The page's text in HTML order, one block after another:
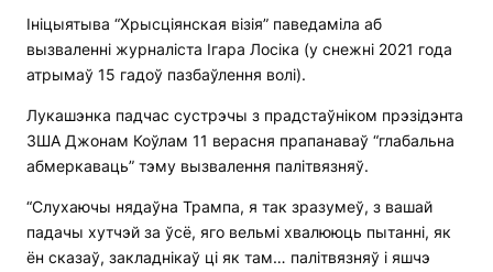
Ініцыятыва “Хрысціянская візія” паведаміла аб
вызваленні журналіста Ігара Лосіка (у снежні 2021 года
атрымаў 15 гадоў пазбаўлення волі).
Лукашэнка падчас сустрэчы з прадстаўніком прэзідэнта
ЗША Джонам Коўлам 11 верасня прапанаваў “глабальна
абмеркаваць” тэму вызвалення палітвязняў.
“Слухаючы нядаўна Трампа, я так зразумеў, з вашай
падачы хутчэй за ўсё, яго вельмі хвалююць пытанні, як
ён сказаў, закладнікаў ці як там… палітвязняў і яшчэ